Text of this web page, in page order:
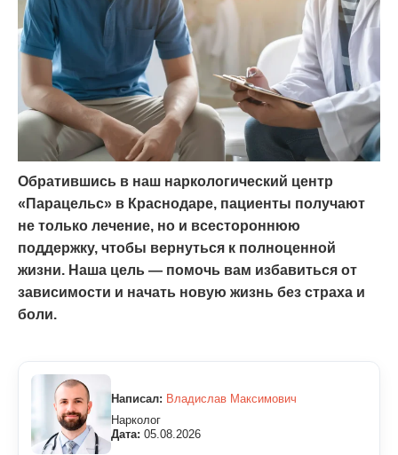
Обратившись в наш наркологический центр
«Парацельс» в Краснодаре, пациенты получают
не только лечение, но и всестороннюю
поддержку, чтобы вернуться к полноценной
жизни. Наша цель — помочь вам избавиться от
зависимости и начать новую жизнь без страха и
боли.
Написал: Владислав Максимович
Нарколог
Дата: 05.08.2026